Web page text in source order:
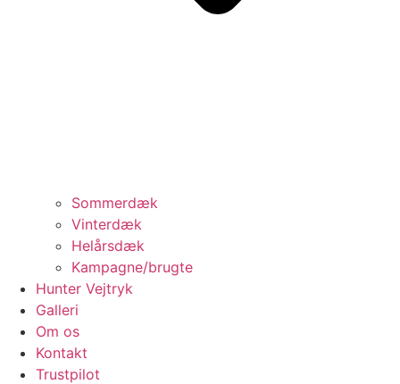
Sommerdæk
Vinterdæk
Helårsdæk
Kampagne/brugte
Hunter Vejtryk
Galleri
Om os
Kontakt
Trustpilot